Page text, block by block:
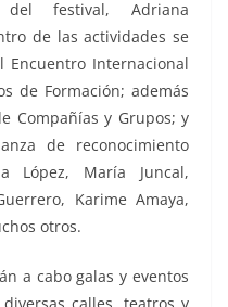
festival, Adriana
de las actividades se
Internacional
de Formación; además
Compañías y Grupos; y
de reconocimiento
López, María Juncal,
Karime Amaya,
otros.
a cabo galas y eventos
calles, teatros y